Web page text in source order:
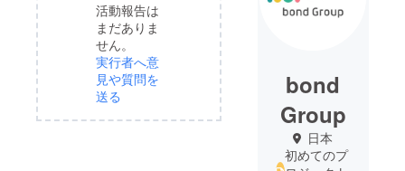
活動報告は
まだありま
せん。
実行者へ意
見や質問を
送る
bond
Group
日本
初めてのプ